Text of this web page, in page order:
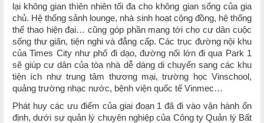
lại không gian thiên nhiên tối đa cho không gian sống của gia
chủ. Hệ thống sảnh lounge, nhà sinh hoạt cộng đồng, hệ thống
thể thao hiện đại… cũng góp phần mang tới cho cư dân cuộc
sống thư giãn, tiện nghi và đẳng cấp. Các trục đường nội khu
của Times City như phố đi dạo, đường nối lớn đi qua Park 1
sẽ giúp cư dân của tòa nhà dễ dàng di chuyển sang các khu
tiện ích như trung tâm thương mại, trường học Vinschool,
quảng trường nhạc nước, bệnh viện quốc tế Vinmec…
Phát huy các ưu điểm của giai đoạn 1 đã đi vào vận hành ổn
định, dưới sự quản lý chuyên nghiệp của Công ty Quản lý Bất